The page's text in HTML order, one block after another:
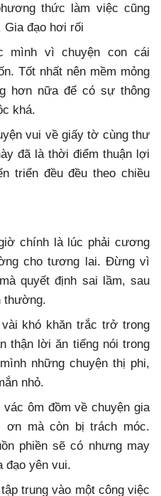
thức làm việc cũng
Gia đạo hơi rối
mình vì chuyện con cái
Tốt nhất nên mềm mỏng
hơn nữa để có sự thông
khá.
vui về giấy tờ cùng thư
đã là thời điểm thuận lợi
triển đều đều theo chiều
chính là lúc phải cương
cho tương lai. Đừng vì
quyết định sai lầm, sau
thường.
khó khăn trắc trở trong
thận lời ăn tiếng nói trong
những chuyện thị phi,
nhỏ.
ôm đồm về chuyện gia
ơn mà còn bị trách móc.
phiền sẽ có nhưng may
đạo yên vui.
trung vào một công việc